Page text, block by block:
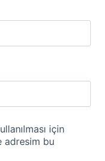
için
adresim bu